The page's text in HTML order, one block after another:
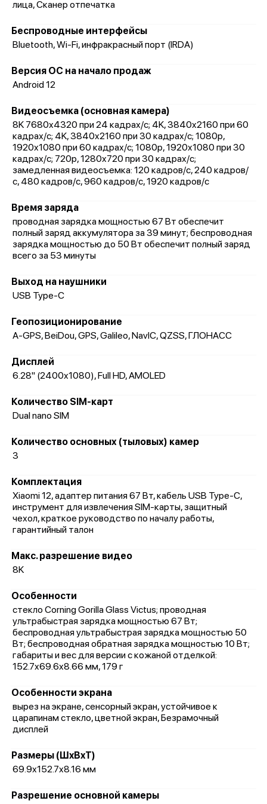
лица, Сканер отпечатка
Беспроводные интерфейсы
Bluetooth, Wi-Fi, инфракрасный порт (IRDA)
Версия ОС на начало продаж
Android 12
Видеосъемка (основная камера)
8K 7680x4320 при 24 кадрах/с; 4K, 3840x2160 при 60
кадрах/с; 4K, 3840x2160 при 30 кадрах/с; 1080p,
1920x1080 при 60 кадрах/с; 1080p, 1920x1080 при 30
кадрах/с; 720p, 1280x720 при 30 кадрах/с;
замедленная видеосъемка: 120 кадров/с, 240 кадров/
с, 480 кадров/с, 960 кадров/с, 1920 кадров/с
Время заряда
проводная зарядка мощностью 67 Вт обеспечит
полный заряд аккумулятора за 39 минут; беспроводная
зарядка мощностью до 50 Вт обеспечит полный заряд
всего за 53 минуты
Выход на наушники
USB Type-C
Геопозиционирование
A-GPS, BeiDou, GPS, Galileo, NavIC, QZSS, ГЛОНАСС
Дисплей
6.28" (2400x1080), Full HD, AMOLED
Количество SIM-карт
Dual nano SIM
Количество основных (тыловых) камер
3
Комплектация
Xiaomi 12, адаптер питания 67 Вт, кабель USB Type-C,
инструмент для извлечения SIM-карты, защитный
чехол, краткое руководство по началу работы,
гарантийный талон
Макс. разрешение видео
8K
Особенности
стекло Corning Gorilla Glass Victus; проводная
ультрабыстрая зарядка мощностью 67 Вт;
беспроводная ультрабыстрая зарядка мощностью 50
Вт; беспроводная обратная зарядка мощностью 10 Вт;
габариты и вес для версии с кожаной отделкой:
152.7x69.6x8.66 мм, 179 г
Особенности экрана
вырез на экране, сенсорный экран, устойчивое к
царапинам стекло, цветной экран, Безрамочный
дисплей
Размеры (ШxВxТ)
69.9x152.7x8.16 мм
Разрешение основной камеры